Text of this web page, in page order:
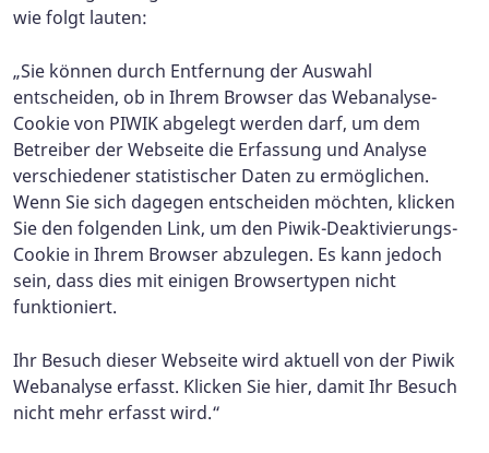
wie folgt lauten:
„Sie können durch Entfernung der Auswahl
entscheiden, ob in Ihrem Browser das Webanalyse-
Cookie von PIWIK abgelegt werden darf, um dem
Betreiber der Webseite die Erfassung und Analyse
verschiedener statistischer Daten zu ermöglichen.
Wenn Sie sich dagegen entscheiden möchten, klicken
Sie den folgenden Link, um den Piwik-Deaktivierungs-
Cookie in Ihrem Browser abzulegen. Es kann jedoch
sein, dass dies mit einigen Browsertypen nicht
funktioniert.
Ihr Besuch dieser Webseite wird aktuell von der Piwik
Webanalyse erfasst. Klicken Sie hier, damit Ihr Besuch
nicht mehr erfasst wird.“